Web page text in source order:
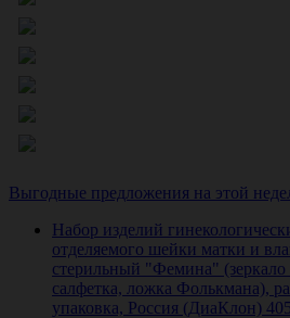
Выгодные предложения на этой
Набор изделий
отделяемого шейки матки и
стерильный "Фемина" (зеркало
салфетка, ложка Фолькмана),
упаковка, Россия (ДиаКлон)